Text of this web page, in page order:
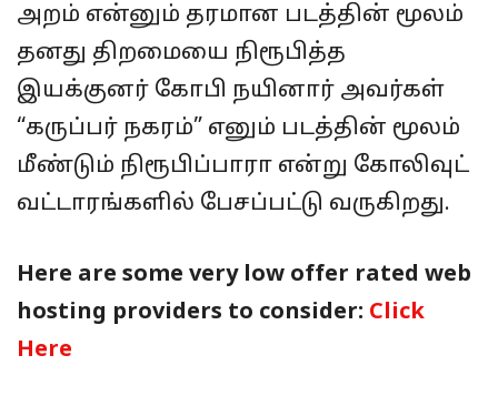
அறம் என்னும் தரமான படத்தின் மூலம்
தனது திறமையை நிரூபித்த
இயக்குனர் கோபி நயினார் அவர்கள்
“கருப்பர் நகரம்” எனும் படத்தின் மூலம்
மீண்டும் நிரூபிப்பாரா என்று கோலிவுட்
வட்டாரங்களில் பேசப்பட்டு வருகிறது.
Here are some very low offer rated web
hosting providers to consider: Click
Here